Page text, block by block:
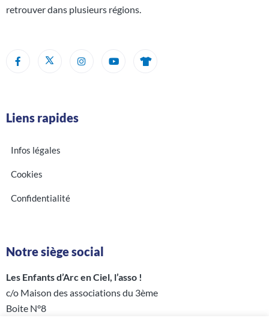
retrouver dans plusieurs régions.
Liens rapides
Infos légales
Cookies
Confidentialité
Notre siège social
Les Enfants d’Arc en Ciel, l’asso !
c/o Maison des associations du 3ème
Boite N°8